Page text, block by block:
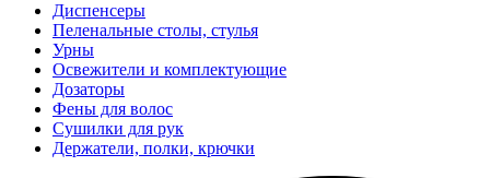
Диспенсеры
Пеленальные столы, стулья
Урны
Освежители и комплектующие
Дозаторы
Фены для волос
Сушилки для рук
Держатели, полки, крючки